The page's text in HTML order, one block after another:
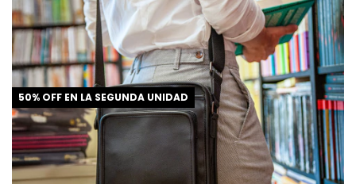
50% OFF EN LA SEGUNDA UNIDAD